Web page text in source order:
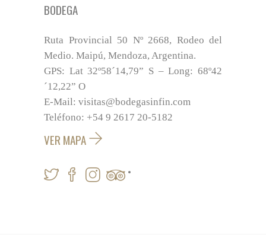
BODEGA
Ruta Provincial 50 Nº 2668, Rodeo del
Medio. Maipú, Mendoza, Argentina.
GPS: Lat 32º58´14,79” S – Long: 68º42
´12,22” O
E-Mail: visitas@bodegasinfin.com
Teléfono: +54 9 2617 20-5182
VER MAPA